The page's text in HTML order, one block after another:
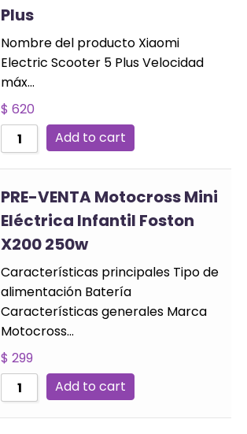
Plus
Nombre del producto Xiaomi
Electric Scooter 5 Plus Velocidad
máx…
$ 620
Add to cart
PRE-VENTA Motocross Mini
Eléctrica Infantil Foston
X200 250w
Características principales Tipo de
alimentación Batería
Características generales Marca
Motocross…
$ 299
Add to cart